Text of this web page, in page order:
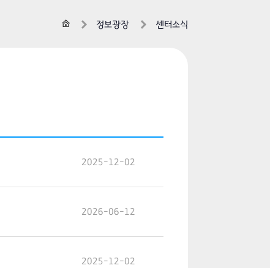
홈 정보광장 센터소식
2025-12-02
2026-06-12
2025-12-02